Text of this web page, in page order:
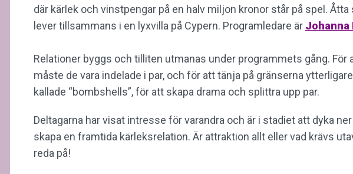
där kärlek och vinstpengar på en halv miljon kronor står på spel.
lever tillsammans i en lyxvilla på Cypern. Programledare är
Relationer byggs och tilliten utmanas under programmets gång. För
måste de vara indelade i par, och för att tänja på gränserna
kallade “bombshells”, för att skapa drama och splittra upp par.
Deltagarna har visat intresse för varandra och är i stadiet att dyka
skapa en framtida kärleksrelation. Är attraktion allt eller vad krävs
reda på!